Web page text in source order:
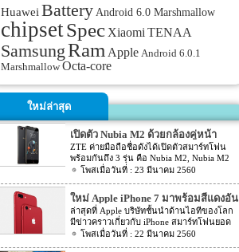
Huawei Battery Android 6.0 Marshmallow
chipsetSpec Xiaomi TENAA
SamsungRam Apple Android 6.0.1
Marshmallow Octa-core
ใหม่ล่าสุด
เปิดตัว Nubia M2 ด้วยกล้องคู่หน้า
ZTE ค่ายมือถือชื่อดังได้เปิดตัวสมาร์ทโฟน
พร้อมกันถึง 3 รุ่น คือ Nubia M2, Nubia M2
Lite และ Nubia N2 ซึ่งแต่ละรุ่นก็มีความน่า
นี้เราจะมารีวิวให้ท่านได้รู้จักกับ Nubia M2
ที่มีจุดขายตรงกล้องหน้าที่มาเป็นคู่ นอกจาก
กล้องหน้าที่มาเป็นคู่แล้วยังมีส่วนอื่นๆ ที่น่า
สนใจอีก Nubia M2 ใช้กล้องหน้าแบบคู่ที่มี
ความละเอียดสูงถึง 13MP มีรูรับแสง f 2.2
กล้องหน้าสำหรับการเซลฟี่มีความละเอียด
23 มีนาคม 2560
ใหม่ Apple iPhone 7 มาพร้อมสีแดงอัน
ร้อนแรง
ล่าสุดที่ Apple บริษัทชั้นนำด้านไอทีของโลก
มีข่าวคราวเกี่ยวกับ iPhone สมาร์ทโฟนยอด
ฮิตในประเทศไทยและทั่วโลก และในช่วงที่
22 มีนาคม 2560